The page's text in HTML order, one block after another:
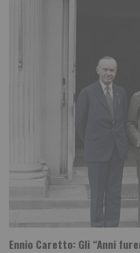
Ennio Caretto: Gli “Anni